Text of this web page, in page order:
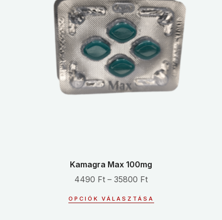
Kamagra Max 100mg
4490 Ft – 35800 Ft
OPCIÓK VÁLASZTÁSA